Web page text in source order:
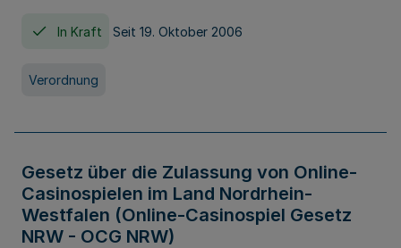
In Kraft Seit 19. Oktober 2006
Verordnung
Gesetz über die Zulassung von Online-
Casinospielen im Land Nordrhein-
Westfalen (Online-Casinospiel Gesetz
NRW - OCG NRW)